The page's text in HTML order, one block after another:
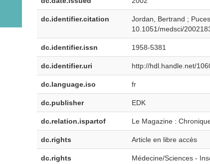
dc.identifier.citation
Jordan, Bertrand ;
10.1051/medsci/
dc.identifier.issn 1958-5381
dc.identifier.uri http://hdl.handle.net/
dc.language.iso fr
dc.publisher EDK
dc.relation.ispartof Le Magazine :
dc.rights Article en libre accès
dc.rights Médecine/Sciences -